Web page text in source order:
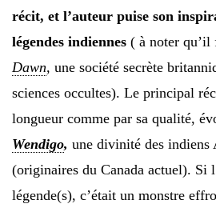
récit, et l’auteur puise son
légendes indiennes ( à noter qu’il
Dawn, une société secrète
sciences occultes). Le principal
longueur comme par sa qualité,
Wendigo, une divinité des indiens
(originaires du Canada actuel). Si
légende(s), c’était un monstre